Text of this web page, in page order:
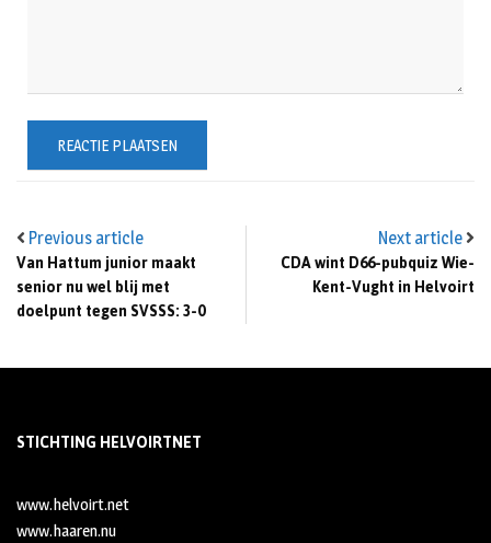
Previous article
Van Hattum junior maakt
senior nu wel blij met
doelpunt tegen SVSSS: 3-0
Next article
CDA wint D66-pubquiz Wie-
Kent-Vught in Helvoirt
STICHTING HELVOIRTNET
www.helvoirt.net
www.haaren.nu